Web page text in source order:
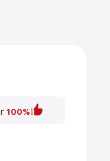
100%